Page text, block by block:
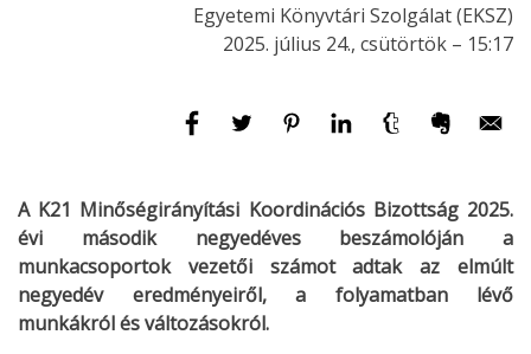
Egyetemi Könyvtári Szolgálat (EKSZ)
2025. július 24., csütörtök – 15:17
A K21 Minőségirányítási Koordinációs Bizottság 2025.
évi második negyedéves beszámolóján a
munkacsoportok vezetői számot adtak az elmúlt
negyedév eredményeiről, a folyamatban lévő
munkákról és változásokról.